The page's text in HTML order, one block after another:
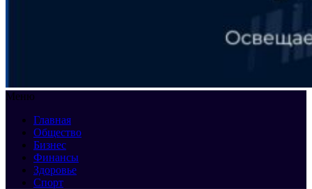
Меню
Главная
Общество
Бизнес
Финансы
Здоровье
Спорт